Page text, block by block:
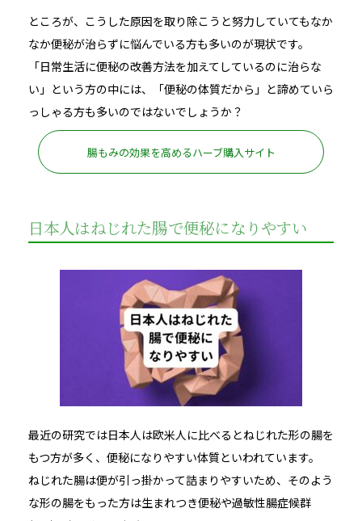
ところが、こうした原因を取り除こうと努力していてもなか
なか便秘が治らずに悩んでいる方も多いのが現状です。
「日常生活に便秘の改善方法を加えてしているのに治らな
い」という方の中には、「便秘の体質だから」と諦めていら
っしゃる方も多いのではないでしょうか？
腸もみの効果を高めるハーブ購入サイト
日本人はねじれた腸で便秘になりやすい
最近の研究では日本人は欧米人に比べるとねじれた形の腸を
もつ方が多く、便秘になりやすい体質といわれています。
ねじれた腸は便が引っ掛かって詰まりやすいため、そのよう
な形の腸をもった方は生まれつき便秘や過敏性腸症候群